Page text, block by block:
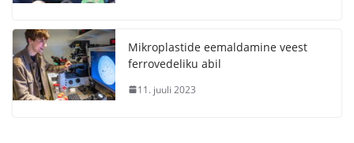
Mikroplastide eemaldamine veest
ferrovedeliku abil
11. juuli 2023